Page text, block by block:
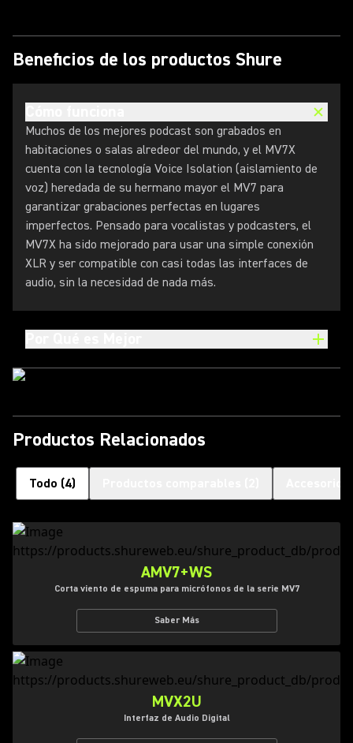
Beneficios de los productos Shure
Muchos de los mejores podcast son grabados en
habitaciones o salas alredeor del mundo, y el MV7X
cuenta con la tecnología Voice Isolation (aislamiento de
voz) heredada de su hermano mayor el MV7 para
garantizar grabaciones perfectas en lugares
imperfectos. Pensado para vocalistas y podcasters, el
MV7X ha sido mejorado para usar una simple conexión
XLR y ser compatible con casi todas las interfaces de
audio, sin la necesidad de nada más.
Productos Relacionados
Todo (4)
AMV7+WS
Corta viento de espuma para micrófonos de la serie MV7
Saber Más
MVX2U
Interfaz de Audio Digital